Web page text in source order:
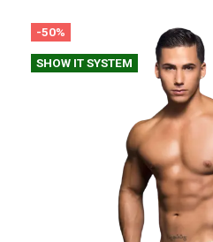
-50%
SHOW IT SYSTEM